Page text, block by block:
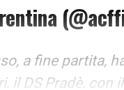
a fine partita,
il DS Pradè,